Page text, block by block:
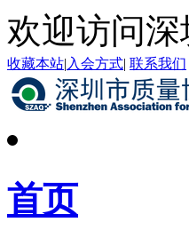
欢迎访问
收藏本站| 入会方式| 联系我们
首页